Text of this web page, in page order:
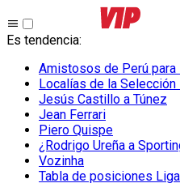
Es tendencia:
Amistosos de Perú para
Localías de la Selección
Jesús Castillo a Túnez
Jean Ferrari
Piero Quispe
¿Rodrigo Ureña a
Vozinha
Tabla de posiciones